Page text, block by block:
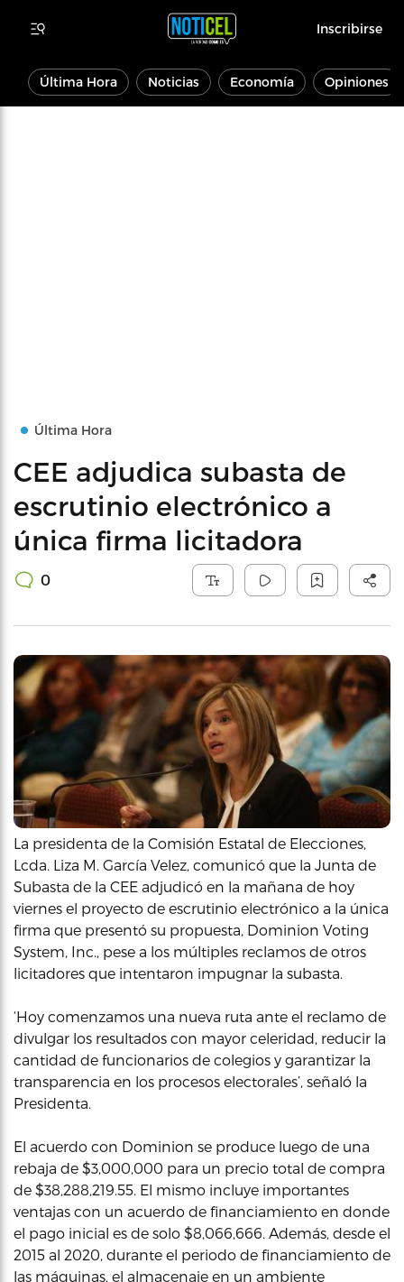
Inscribirse
Última Hora Noticias Economía Opiniones
Última Hora
CEE adjudica subasta de
escrutinio electrónico a
única firma licitadora
0
La presidenta de la Comisión Estatal de Elecciones,
Lcda. Liza M. García Velez, comunicó que la Junta de
Subasta de la CEE adjudicó en la mañana de hoy
viernes el proyecto de escrutinio electrónico a la única
firma que presentó su propuesta, Dominion Voting
System, Inc., pese a los múltiples reclamos de otros
licitadores que intentaron impugnar la subasta.
‘Hoy comenzamos una nueva ruta ante el reclamo de
divulgar los resultados con mayor celeridad, reducir la
cantidad de funcionarios de colegios y garantizar la
transparencia en los procesos electorales’, señaló la
Presidenta.
El acuerdo con Dominion se produce luego de una
rebaja de $3,000,000 para un precio total de compra
de $38,288,219.55. El mismo incluye importantes
ventajas con un acuerdo de financiamiento en donde
el pago inicial es de solo $8,066,666. Además, desde el
2015 al 2020, durante el periodo de financiamiento de
las máquinas, el almacenaje en un ambiente